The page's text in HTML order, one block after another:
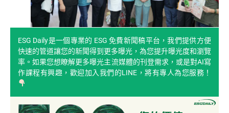
ESG Daily是一個專業的 ESG 免費新聞稿平台，我們提供方便
快速的管道讓您的新聞得到更多曝光，為您提升曝光度和瀏覽
率。如果您想瞭解更多曝光主流媒體的刊登需求，或是對AI寫
作課程有興趣，歡迎加入我們的LINE，將有專人為您服務！